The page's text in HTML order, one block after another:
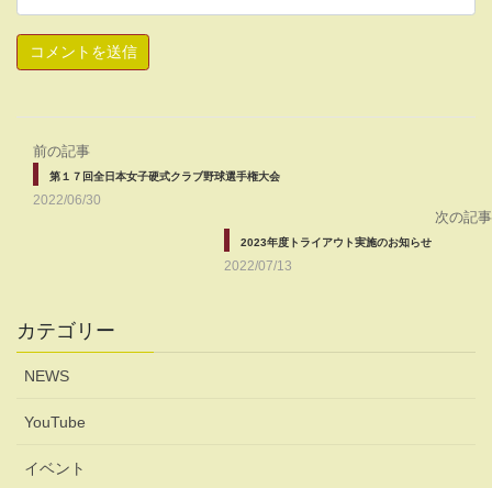
前の記事
第１７回全日本女子硬式クラブ野球選手権大会
2022/06/30
次の記事
2023年度トライアウト実施のお知らせ
2022/07/13
カテゴリー
NEWS
YouTube
イベント